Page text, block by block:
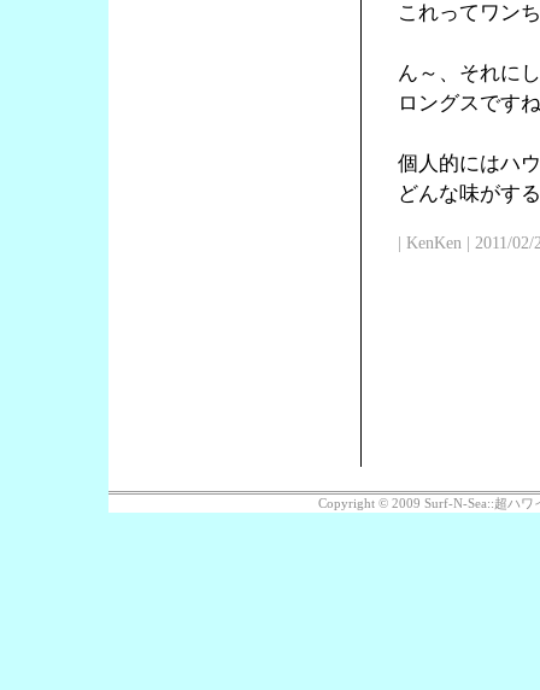
これってワン
ん～、それに
ロングスです
個人的にはハ
どんな味がす
| KenKen | 2011/
Copyright © 2009 Surf-N-Sea::超ハワ